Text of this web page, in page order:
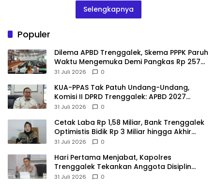
Selengkapnya
Populer
Dilema APBD Trenggalek, Skema PPPK Paruh
Waktu Mengemuka Demi Pangkas Rp 257
Miliar
31 Juli 2026 0
KUA-PPAS Tak Patuh Undang-Undang,
Komisi II DPRD Trenggalek: APBD 2027
Terancam Sanksi
31 Juli 2026 0
Cetak Laba Rp 1,58 Miliar, Bank Trenggalek
Optimistis Bidik Rp 3 Miliar hingga Akhir
Tahun
31 Juli 2026 0
Hari Pertama Menjabat, Kapolres
Trenggalek Tekankan Anggota Disiplin
Hindari Pelanggaran
31 Juli 2026 0